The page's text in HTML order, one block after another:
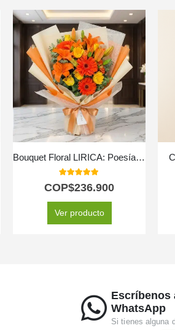
Bouquet Floral LIRICA: Poesía en Lirios Naranja y Rosas Amarillas 📜
5.00
COP$236.900
Ver producto
Escríbenos
WhatsApp
Si tienes alguna